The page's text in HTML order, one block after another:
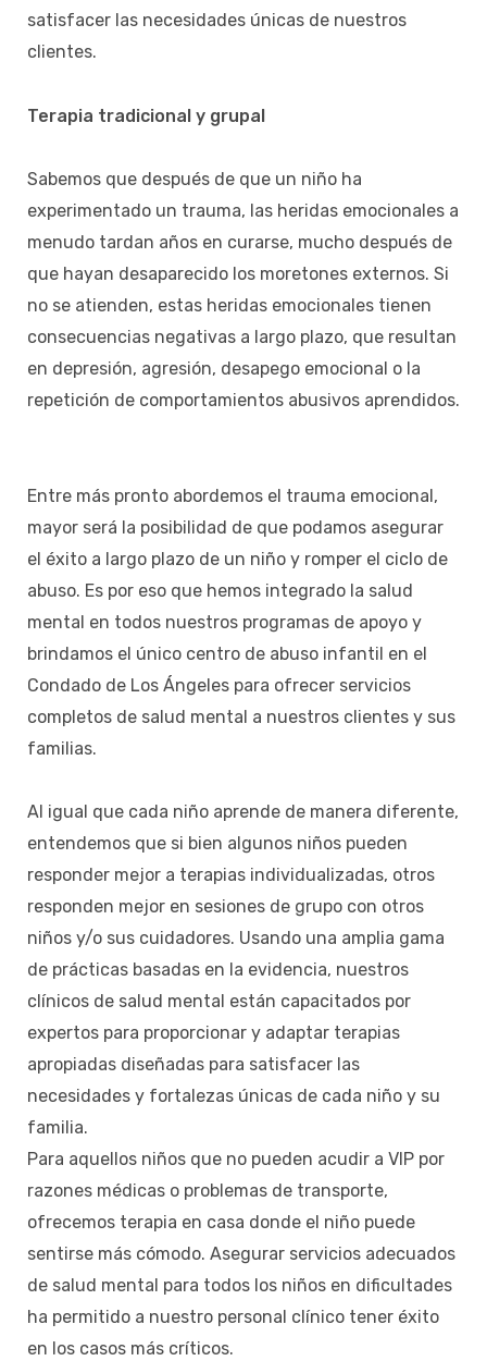
satisfacer las necesidades únicas de nuestros
clientes.
Terapia tradicional y grupal
Sabemos que después de que un niño ha
experimentado un trauma, las heridas emocionales a
menudo tardan años en curarse, mucho después de
que hayan desaparecido los moretones externos. Si
no se atienden, estas heridas emocionales tienen
consecuencias negativas a largo plazo, que resultan
en depresión, agresión, desapego emocional o la
repetición de comportamientos abusivos aprendidos.
Entre más pronto abordemos el trauma emocional,
mayor será la posibilidad de que podamos asegurar
el éxito a largo plazo de un niño y romper el ciclo de
abuso. Es por eso que hemos integrado la salud
mental en todos nuestros programas de apoyo y
brindamos el único centro de abuso infantil en el
Condado de Los Ángeles para ofrecer servicios
completos de salud mental a nuestros clientes y sus
familias.
Al igual que cada niño aprende de manera diferente,
entendemos que si bien algunos niños pueden
responder mejor a terapias individualizadas, otros
responden mejor en sesiones de grupo con otros
niños y/o sus cuidadores. Usando una amplia gama
de prácticas basadas en la evidencia, nuestros
clínicos de salud mental están capacitados por
expertos para proporcionar y adaptar terapias
apropiadas diseñadas para satisfacer las
necesidades y fortalezas únicas de cada niño y su
familia.
Para aquellos niños que no pueden acudir a VIP por
razones médicas o problemas de transporte,
ofrecemos terapia en casa donde el niño puede
sentirse más cómodo. Asegurar servicios adecuados
de salud mental para todos los niños en dificultades
ha permitido a nuestro personal clínico tener éxito
en los casos más críticos.